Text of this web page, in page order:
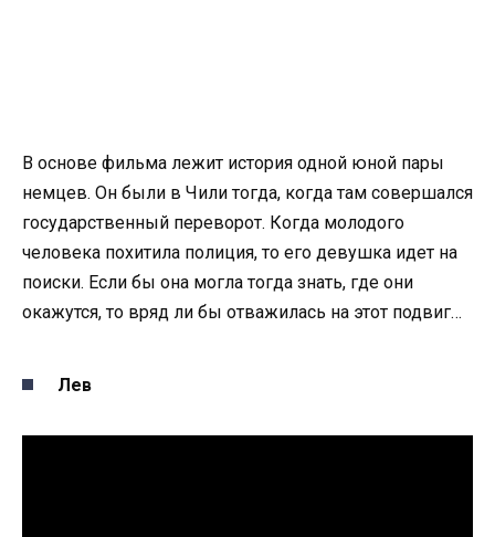
В основе фильма лежит история одной юной пары
немцев. Он были в Чили тогда, когда там совершался
государственный переворот. Когда молодого
человека похитила полиция, то его девушка идет на
поиски. Если бы она могла тогда знать, где они
окажутся, то вряд ли бы отважилась на этот подвиг…
Лев